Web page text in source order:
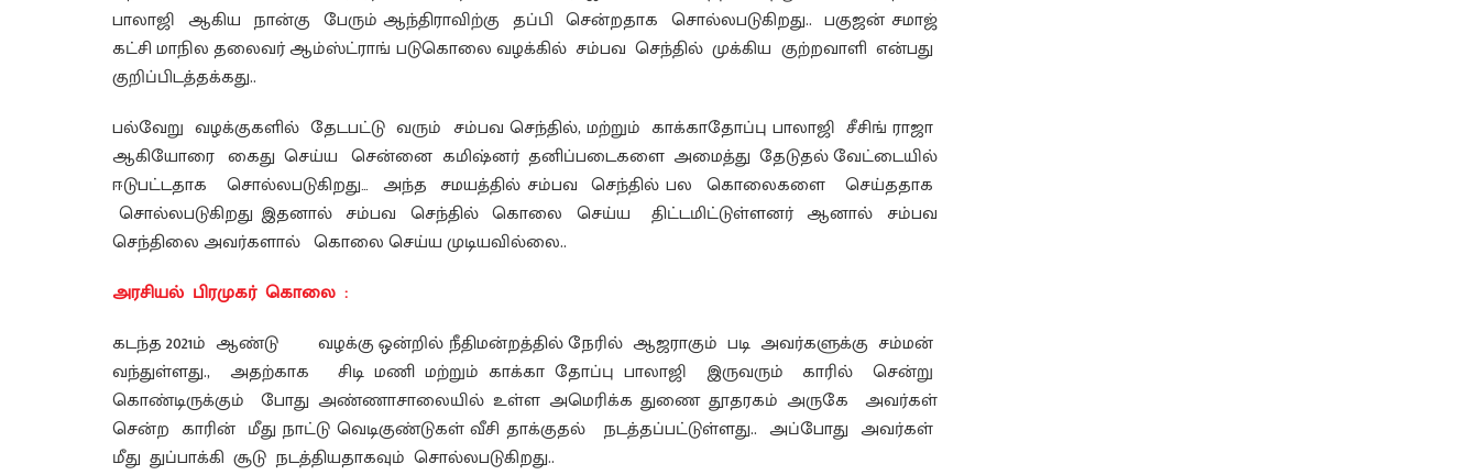
பாலாஜி ஆகிய நான்கு பேரும் ஆந்திராவிற்கு தப்பி சென்றதாக சொல்லபடுகிறது.. பகுஜன் சமாஜ்
கட்சி மாநில தலைவர் ஆம்ஸ்ட்ராங் படுகொலை வழக்கில் சம்பவ செந்தில் முக்கிய குற்றவாளி என்பது
குறிப்பிடத்தக்கது..
பல்வேறு வழக்குகளில் தேடபட்டு வரும் சம்பவ செந்தில், மற்றும் காக்காதோப்பு பாலாஜி சீசிங் ராஜா
ஆகியோரை கைது செய்ய சென்னை கமிஷ்னர் தனிப்படைகளை அமைத்து தேடுதல் வேட்டையில்
ஈடுபட்டதாக சொல்லபடுகிறது… அந்த சமயத்தில் சம்பவ செந்தில் பல கொலைகளை செய்ததாக
சொல்லபடுகிறது இதனால் சம்பவ செந்தில் கொலை செய்ய திட்டமிட்டுள்ளனர் ஆனால் சம்பவ
செந்திலை அவர்களால் கொலை செய்ய முடியவில்லை..
அரசியல் பிரமுகர் கொலை :
கடந்த 2021ம் ஆண்டு வழக்கு ஒன்றில் நீதிமன்றத்தில் நேரில் ஆஜராகும் படி அவர்களுக்கு சம்மன்
வந்துள்ளது., அதற்காக சிடி மணி மற்றும் காக்கா தோப்பு பாலாஜி இருவரும் காரில் சென்று
கொண்டிருக்கும் போது அண்ணாசாலையில் உள்ள அமெரிக்க துணை தூதரகம் அருகே அவர்கள்
சென்ற காரின் மீது நாட்டு வெடிகுண்டுகள் வீசி தாக்குதல் நடத்தப்பட்டுள்ளது.. அப்போது அவர்கள்
மீது துப்பாக்கி சூடு நடத்தியதாகவும் சொல்லபடுகிறது..